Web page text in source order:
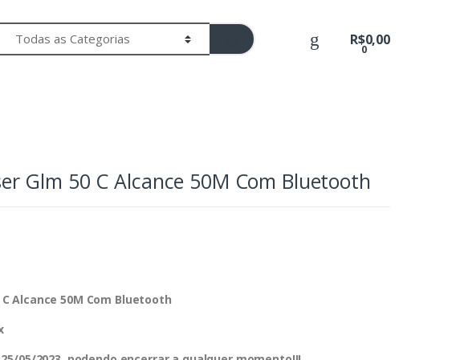
0
R$0,00
Glm 50 C Alcance 50M Com Bluetooth
Alcance 50M Com Bluetooth